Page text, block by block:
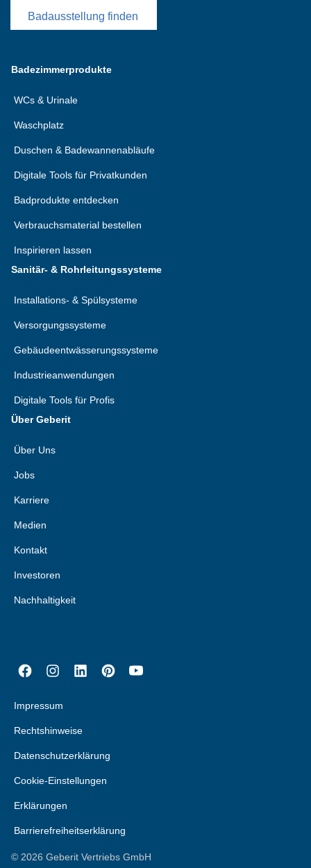
Badausstellung finden
Badezimmerprodukte
WCs & Urinale
Waschplatz
Duschen & Badewannenabläufe
Digitale Tools für Privatkunden
Badprodukte entdecken
Verbrauchsmaterial bestellen
Inspirieren lassen
Sanitär- & Rohrleitungssysteme
Installations- & Spülsysteme
Versorgungssysteme
Gebäudeentwässerungssysteme
Industrieanwendungen
Digitale Tools für Profis
Über Geberit
Über Uns
Jobs
Karriere
Medien
Kontakt
Investoren
Nachhaltigkeit
Impressum
Rechtshinweise
Datenschutzerklärung
Cookie-Einstellungen
Erklärungen
Barrierefreiheitserklärung
© 2026 Geberit Vertriebs GmbH